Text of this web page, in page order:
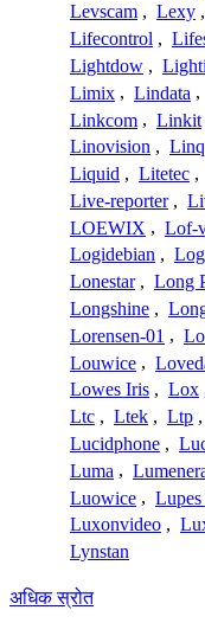
Levscam , Lexy ,
Lifecontrol ,
Lightdow ,
Limix , Lindata ,
Linkcom , Linkit
Linovision , Linq
Liquid , Litetec ,
Live-reporter ,
LOEWIX , Lof-
Logidebian ,
Lonestar , Long
Longshine ,
Lorensen-01 ,
Louwice ,
Lowes Iris , Lox
Ltc , Ltek , Ltp ,
Lucidphone ,
Luma ,
Luowice ,
Luxonvideo ,
Lynstan
अधिक स्रोत